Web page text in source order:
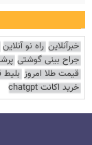
خبرآنلاین راه نو آنلاین
جراح بینی گوشتی
قیمت طلا امروز بلیط
خرید اکانت chatgpt